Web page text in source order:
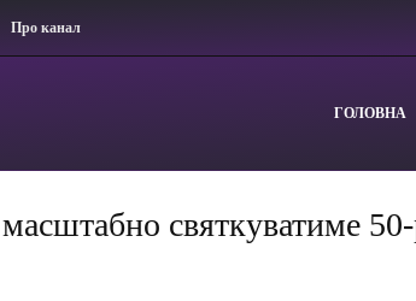
Про канал
ГОЛОВНА
святкуватиме 50-